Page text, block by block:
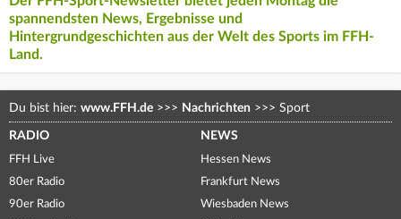
spannendsten News, Ergebnisse und
Hintergrundgeschichten aus der Welt des Sports im FFH-
Land.
Du bist hier: www.FFH.de >>> Nachrichten >>> Sport
RADIO
FFH Live
80er Radio
90er Radio
NEWS
Hessen News
Frankfurt News
Wiesbaden News